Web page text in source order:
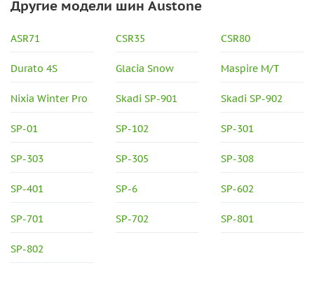
Другие модели шин Austone
ASR71 CSR35 CSR80
Durato 4S Glacia Snow Maspire M/T
Nixia Winter Pro Skadi SP-901 Skadi SP-902
SP-01 SP-102 SP-301
SP-303 SP-305 SP-308
SP-401 SP-6 SP-602
SP-701 SP-702 SP-801
SP-802